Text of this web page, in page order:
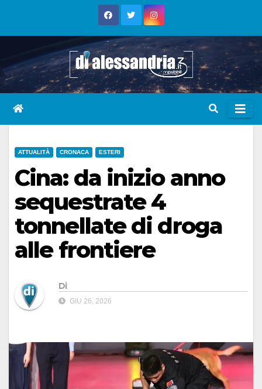
ATTUALITÀ CRONACA ESTERI
Cina: da inizio anno
sequestrate 4
tonnellate di droga
alle frontiere
Di
GIU 26, 2026